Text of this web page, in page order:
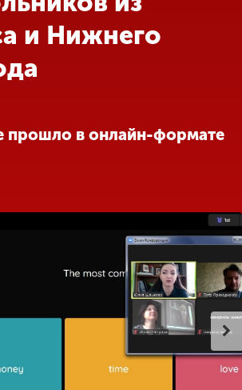
жизнь
об
и Нижнего
прошло в онлайн-формате